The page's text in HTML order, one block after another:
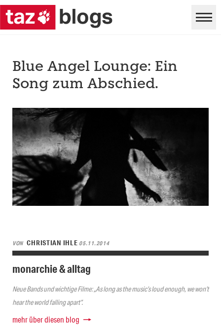
Blue Angel Lounge: Ein
Song zum Abschied.
VON CHRISTIAN IHLE 05.11.2014
monarchie & alltag
Neue Bands und wichtige Filme: „As long as the music’s loud enough, we won’t
hear the world falling apart“.
mehr über diesen blog